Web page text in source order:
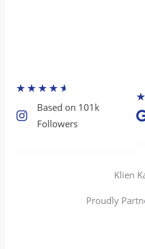
★★★★★
Based on 101k
Followers​
★
Klien
Proudly